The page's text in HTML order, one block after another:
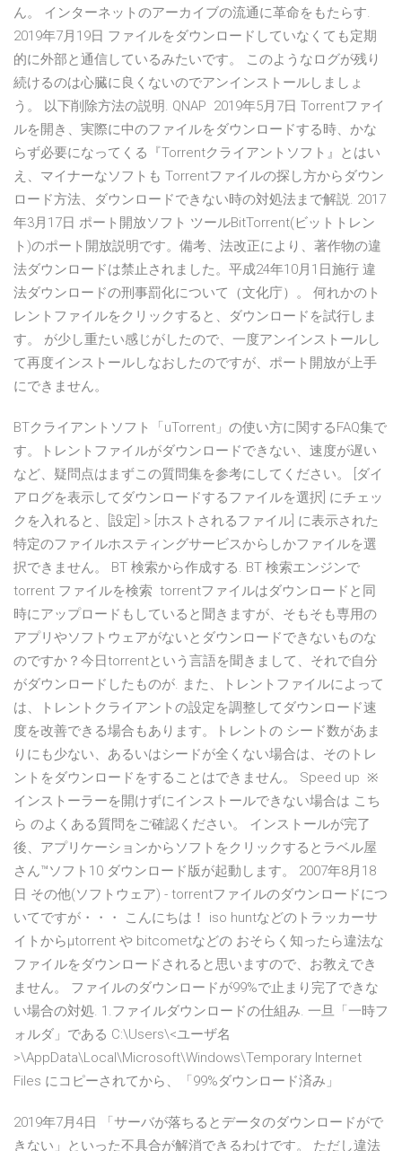
ん。 インターネットのアーカイブの流通に革命をもたらす.
2019年7月19日 ファイルをダウンロードしていなくても定期
的に外部と通信しているみたいです。 このようなログが残り
続けるのは心臓に良くないのでアンインストールしましょ
う。 以下削除方法の説明. QNAP 2019年5月7日 Torrentファイ
ルを開き、実際に中のファイルをダウンロードする時、かな
らず必要になってくる『Torrentクライアントソフト』とはい
え、マイナーなソフトも Torrentファイルの探し方からダウン
ロード方法、ダウンロードできない時の対処法まで解説. 2017
年3月17日 ポート開放ソフト ツールBitTorrent(ビットトレン
ト)のポート開放説明です。備考、法改正により、著作物の違
法ダウンロードは禁止されました。平成24年10月1日施行 違
法ダウンロードの刑事罰化について（文化庁）。 何れかのト
レントファイルをクリックすると、ダウンロードを試行しま
す。 が少し重たい感じがしたので、一度アンインストールし
て再度インストールしなおしたのですが、ポート開放が上手
にできません。
BTクライアントソフト「uTorrent」の使い方に関するFAQ集で
す。トレントファイルがダウンロードできない、速度が遅い
など、疑問点はまずこの質問集を参考にしてください。 [ダイ
アログを表示してダウンロードするファイルを選択] にチェッ
クを入れると、[設定] > [ホストされるファイル] に表示された
特定のファイルホスティングサービスからしかファイルを選
択できません。 BT 検索から作成する. BT 検索エンジンで
torrent ファイルを検索 torrentファイルはダウンロードと同
時にアップロードもしていると聞きますが、そもそも専用の
アプリやソフトウェアがないとダウンロードできないものな
のですか？今日torrentという言語を聞きまして、それで自分
がダウンロードしたものが. また、トレントファイルによって
は、トレントクライアントの設定を調整してダウンロード速
度を改善できる場合もあります。トレントの シード数があま
りにも少ない、あるいはシードが全くない場合は、そのトレ
ントをダウンロードをすることはできません。 Speed up ※
インストーラーを開けずにインストールできない場合は こち
ら のよくある質問をご確認ください。 インストールが完了
後、アプリケーションからソフトをクリックするとラベル屋
さん™ソフト10 ダウンロード版が起動します。 2007年8月18
日 その他(ソフトウェア) - torrentファイルのダウンロードにつ
いてですが・・・ こんにちは！ iso huntなどのトラッカーサ
イトからμtorrent や bitcometなどの おそらく知ったら違法な
ファイルをダウンロードされると思いますので、お教えでき
ません。 ファイルのダウンロードが99%で止まり完了できな
い場合の対処. 1.ファイルダウンロードの仕組み. 一旦「一時フ
ォルダ」である C:\Users\<ユーザ名
>\AppData\Local\Microsoft\Windows\Temporary Internet
Files にコピーされてから、「99%ダウンロード済み」
2019年7月4日 「サーバが落ちるとデータのダウンロードがで
きない」といった不具合が解消できるわけです。 ただし違法